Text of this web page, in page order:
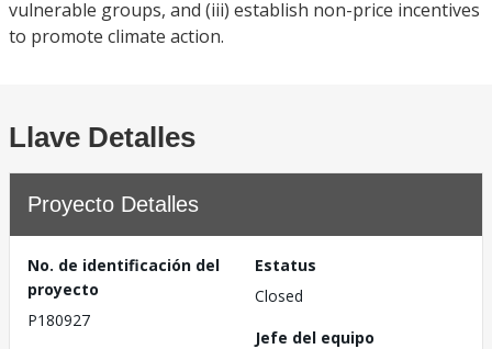
vulnerable groups, and (iii) establish non-price incentives
to promote climate action.
Llave Detalles
Proyecto Detalles
No. de identificación del
proyecto
P180927
Estatus
Closed
Jefe del equipo